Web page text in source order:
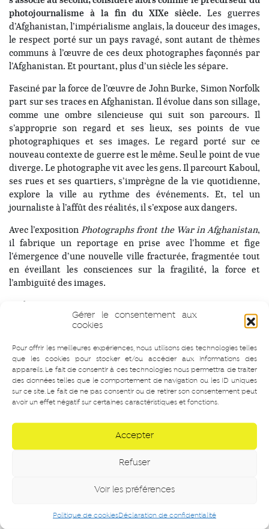
Gérer le consentement aux
cookies
Pour offrir les meilleures expériences, nous utilisons des technologies telles
que les cookies pour stocker et/ou accéder aux informations des
appareils. Le fait de consentir à ces technologies nous permettra de traiter
des données telles que le comportement de navigation ou les ID uniques
sur ce site. Le fait de ne pas consentir ou de retirer son consentement peut
avoir un effet négatif sur certaines caractéristiques et fonctions.
Accepter
Refuser
Voir les préférences
Politique de cookiesDéclaration de confidentialité
photojournalisme à la fin du XIXe siècle. Les guerres
d’Afghanistan, l’impérialisme anglais, la douceur des images,
le respect porté sur un pays ravagé, sont autant de thèmes
communs à l’œuvre de ces deux photographes façonnés par
l’Afghanistan. Et pourtant, plus d’un siècle les sépare.
Fasciné par la force de l’œuvre de John Burke, Simon Norfolk
part sur ses traces en Afghanistan. Il évolue dans son sillage,
comme une ombre silencieuse qui suit son parcours. Il
s’approprie son regard et ses lieux, ses points de vue
photographiques et ses images. Le regard porté sur ce
nouveau contexte de guerre est le même. Seul le point de vue
diverge. Le photographe vit avec les gens. Il parcourt Kaboul,
ses rues et ses quartiers, s’imprègne de la vie quotidienne,
explore la ville au rythme des événements. Et, tel un
journaliste à l’affût des réalités, il s’expose aux dangers.
Avec l’expositionPhotographs front the War in Afghanistan,
il fabrique un reportage en prise avec l’homme et fige
l’émergence d’une nouvelle ville fracturée, fragmentée tout
en éveillant les consciences sur la fragilité, la force et
l’ambiguïté des images.
Barbara Hyvert, extraits
© John Burke et Simon Norfolk
Vues de l’exposition © Stimultania
dix dernières années a été centré autour de la question du « champ
de bataille » sous toutes ses formes. Dans cette optique, il a mené
ses projets photographiques au sein des pires zones de conflits et
de réfugiés, mais aussi en photographiant des super-ordinateurs
lancements de missiles nucléaires.
Son travail est internationalement reconnu aujourd’hui : il a gagné